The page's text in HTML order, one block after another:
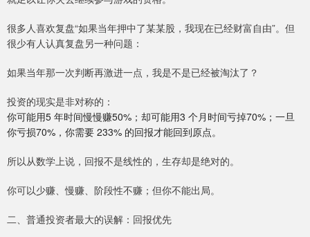
很多人喜欢复盘“如果当年押中了某某股，我现在已经财富自由”。但
很少有人认真复盘另一种问题：
如果当年那一次判断再激进一点，我是不是已经被淘汰了？
投资的现实是非对称的：
你可能用5 年时间慢慢赚50%；却可能用3 个月时间亏掉70%；一旦
你亏损70%，你需要 233% 的回报才能回到原点。
所以从数学上说，回报不是线性的，生存却是绝对的。
你可以少赚、慢赚、阶段性不赚；但你不能出局。
二、普通投资者最大的误解：回报优先